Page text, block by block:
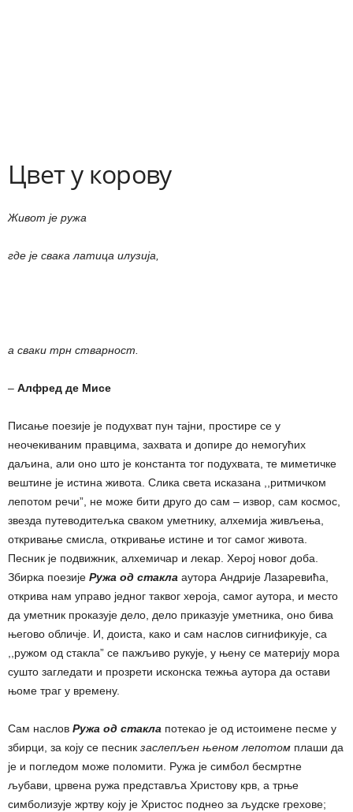
Цвет у корову
Живот је ружа
где је свака латица илузија,
а сваки трн стварност.
‒ Алфред де Мисе
Писање поезије је подухват пун тајни, простире се у
неочекиваним правцима, захвата и допире до немогућих
даљина, али оно што је константа тог подухвата, те миметичке
вештине је истина живота. Слика света исказана ,,ритмичком
лепотом речи”, не може бити друго до сам ‒ извор, сам космос,
звезда путеводитељка сваком уметнику, алхемија живљења,
откривање смисла, откривање истине и тог самог живота.
Песник је подвижник, алхемичар и лекар. Херој новог доба.
Збирка поезије Ружа од стакла аутора Андрије Лазаревића,
открива нам управо једног таквог хероја, самог аутора, и место
да уметник проказује дело, дело приказује уметника, оно бива
његово обличје. И, доиста, како и сам наслов сигнификује, са
,,ружом од стакла” се пажљиво рукује, у њену се материју мора
сушто загледати и прозрети исконска тежња аутора да остави
њоме траг у времену.
Сам наслов Ружа од стакла потекао је од истоимене песме у
збирци, за коју се песник заслепљен њеном лепотом плаши да
је и погледом може поломити. Ружа је симбол бесмртне
љубави, црвена ружа представља Христову крв, а трње
симболизује жртву коју је Христос поднео за људске грехове;